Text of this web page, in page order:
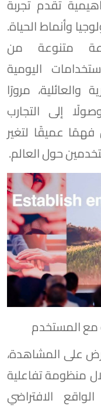
تقدم تجربة
وأنماط الحياة.
متنوعة من
اليومية
والعائلية، مرورًا
إلى التجارب
فهمًا عميقًا لتغير
حول العالم.
مع المستخدم
على المشاهدة،
منظومة تفاعلية
الافتراضي